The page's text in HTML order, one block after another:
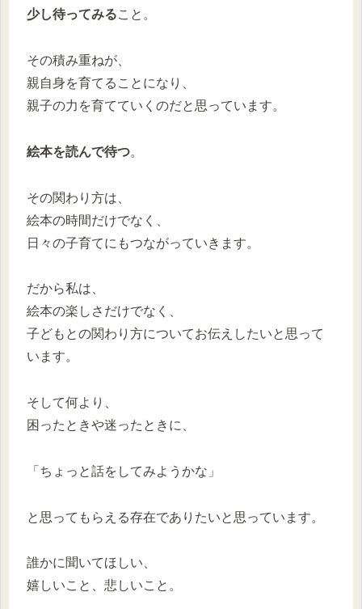
少し待ってみること。
その積み重ねが、
親自身を育てることになり、
親子の力を育てていくのだと思っています。
絵本を読んで待つ。
その関わり方は、
絵本の時間だけでなく、
日々の子育てにもつながっていきます。
だから私は、
絵本の楽しさだけでなく、
子どもとの関わり方についてお伝えしたいと思って
います。
そして何より、
困ったときや迷ったときに、
「ちょっと話をしてみようかな」
と思ってもらえる存在でありたいと思っています。
誰かに聞いてほしい、
嬉しいこと、悲しいこと。